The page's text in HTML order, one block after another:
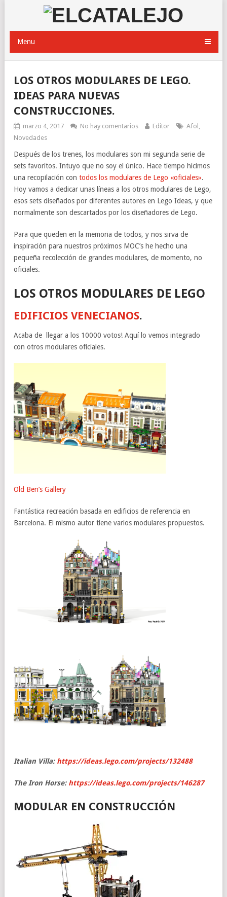
Menu
LOS OTROS MODULARES DE LEGO.
IDEAS PARA NUEVAS
CONSTRUCCIONES.
marzo 4, 2017 No hay comentarios Editor Afol ,
Novedades
Después de los trenes, los modulares son mi segunda serie de
sets favoritos. Intuyo que no soy el único. Hace tiempo hicimos
una recopilación con todos los modulares de Lego «oficiales».
Hoy vamos a dedicar unas líneas a los otros modulares de Lego,
esos sets diseñados por diferentes autores en Lego Ideas, y que
normalmente son descartados por los diseñadores de Lego.
Para que queden en la memoria de todos, y nos sirva de
inspiración para nuestros próximos MOC’s he hecho una
pequeña recolección de grandes modulares, de momento, no
oficiales.
LOS OTROS MODULARES DE LEGO
EDIFICIOS VENECIANOS.
Acaba de llegar a los 10000 votos! Aquí lo vemos integrado
con otros modulares oficiales.
Old Ben’s Gallery
Fantástica recreación basada en edificios de referencia en
Barcelona. El mismo autor tiene varios modulares propuestos.
Italian Villa: https://ideas.lego.com/projects/132488
The Iron Horse: https://ideas.lego.com/projects/146287
MODULAR EN CONSTRUCCIÓN